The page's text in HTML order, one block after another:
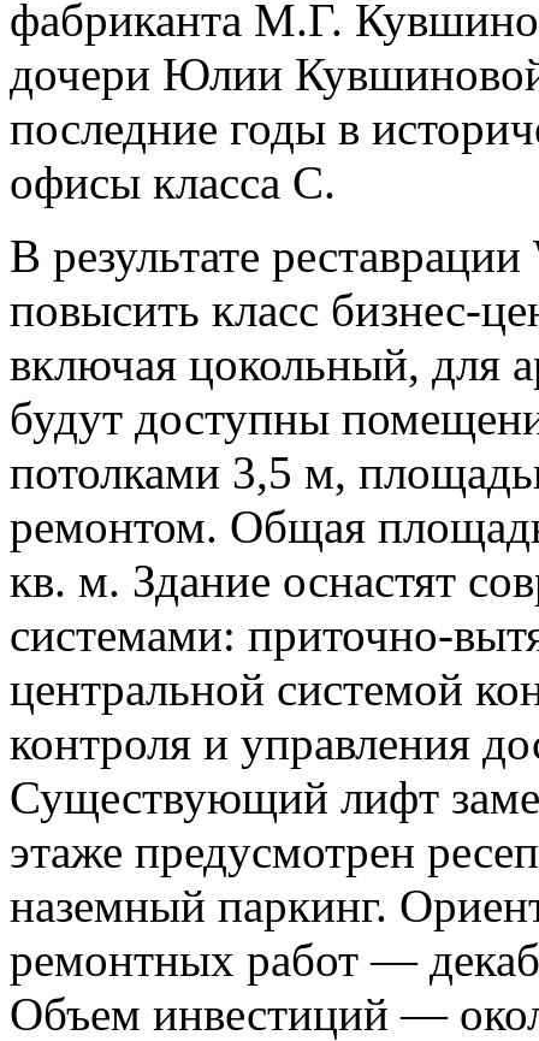
фабриканта М.Г.
дочери Юлии
последние годы в
офисы класса С.
В результате
повысить класс бизнес-
включая цокольный, для
будут доступны
потолками 3,5 м,
ремонтом. Общая
кв. м. Здание оснастят
системами: приточно-
центральной системой
контроля и управления
Существующий лифт
этаже предусмотрен
наземный паркинг.
ремонтных работ —
Объем инвестиций —